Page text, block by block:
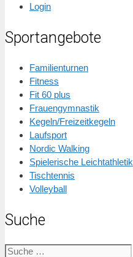
Login
Sportangebote
Familienturnen
Fitness
Fit 60 plus
Frauengymnastik
Kegeln/Freizeitkegeln
Laufsport
Nordic Walking
Spielerische Leichtathletik
Tischtennis
Volleyball
Suche
Suche